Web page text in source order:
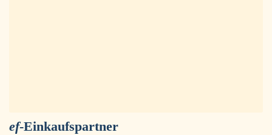
ef-Einkaufspartner